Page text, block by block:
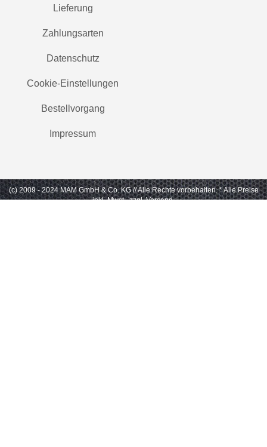
Lieferung
Zahlungsarten
Datenschutz
Cookie-Einstellungen
Bestellvorgang
Impressum
(c) 2009 - 2024 MAM GmbH & Co. KG // Alle Rechte vorbehalten. * Alle Preise
inkl. Mwst., zzgl. Versand.